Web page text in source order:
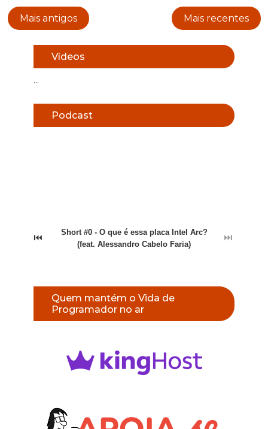
Mais antigos Mais recentes
Vídeos
...
Podcast
⏮
Short #0 - O que é essa placa Intel Arc?
(feat. Alessandro Cabelo Faria)
⏭
Quem mantém o Vida de
Programador no ar